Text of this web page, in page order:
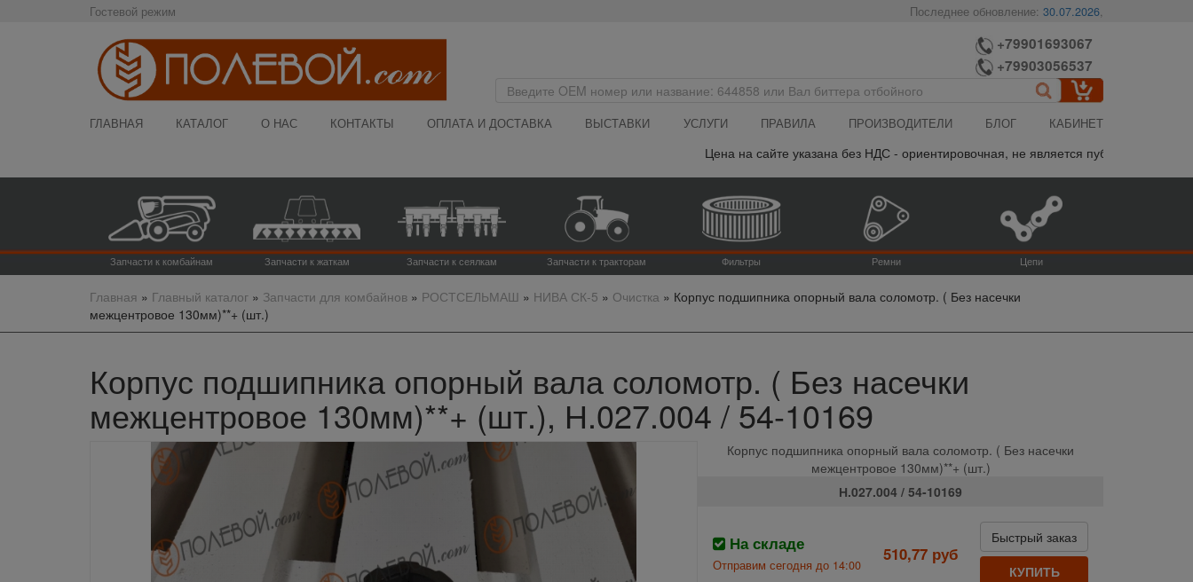
Гостевой режим Последнее обновление:30.07.2026,
+79901693067
+79903056537
ГЛАВНАЯ КАТАЛОГ О НАС КОНТАКТЫ ОПЛАТА И ДОСТАВКА ВЫСТАВКИ УСЛУГИ ПРАВИЛА ПРОИЗВОДИТЕЛИ БЛОГ КАБИНЕТ
Цена на сайте указана без НДС - ориентировочная, не является публичной офертой,
Запчасти к комбайнам Запчасти к жаткам Запчасти к сеялкам Запчасти к тракторам Фильтры Ремни Цепи
Главная » Главный каталог» Запчасти для комбайнов» РОСТСЕЛЬМАШ » НИВА СК-5 » Очистка» Корпус подшипника опорный вала соломотр. ( Без насечки
межцентровое 130мм)**+ (шт.)
Корпус подшипника опорный вала соломотр. ( Без насечки
межцентровое 130мм)**+ (шт.), Н.027.004 / 54-10169
Корпус подшипника опорный вала соломотр. ( Без насечки
межцентровое 130мм)**+ (шт.)
Н.027.004 / 54-10169
На складе
Отправим сегодня до 14:00
510,77 руб
Быстрый заказ
КУПИТЬ